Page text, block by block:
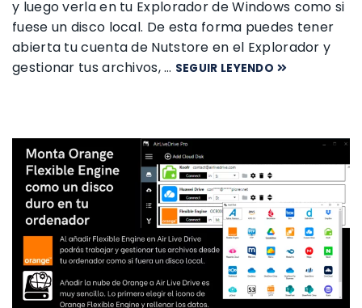
y luego verla en tu Explorador de Windows como si
fuese un disco local. De esta forma puedes tener
abierta tu cuenta de Nutstore en el Explorador y
gestionar tus archivos, … SEGUIR LEYENDO